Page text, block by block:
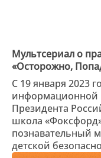
Мультсериал о
«Осторожно,
C 19 января 2023
информационной
Президента
школа
познавательный
детской